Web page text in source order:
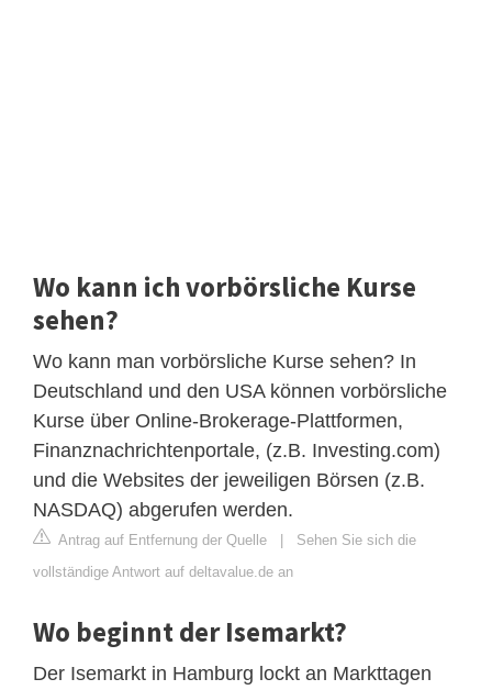
Wo kann ich vorbörsliche Kurse
sehen?
Wo kann man vorbörsliche Kurse sehen? In
Deutschland und den USA können vorbörsliche
Kurse über Online-Brokerage-Plattformen,
Finanznachrichtenportale, (z.B. Investing.com)
und die Websites der jeweiligen Börsen (z.B.
NASDAQ) abgerufen werden.
Antrag auf Entfernung der Quelle | Sehen Sie sich die
vollständige Antwort auf deltavalue.de an
Wo beginnt der Isemarkt?
Der Isemarkt in Hamburg lockt an Markttagen